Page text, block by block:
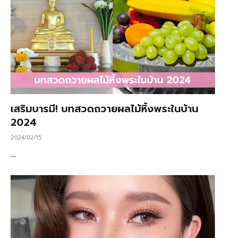
เสริมบารมี! บทสวดถวายผลไม้หิ้งพระในบ้าน
2024
2024/02/15
…